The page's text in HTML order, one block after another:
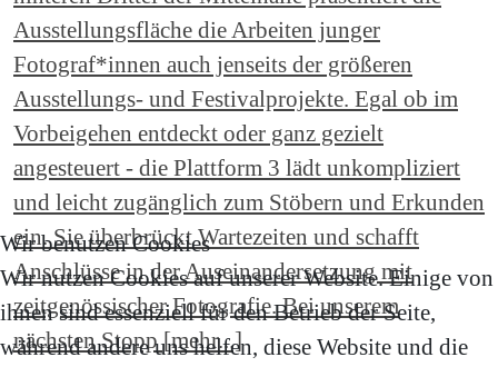
Ausstellungsfläche die Arbeiten junger
Fotograf*innen auch jenseits der größeren
Ausstellungs- und Festivalprojekte. Egal ob im
Vorbeigehen entdeckt oder ganz gezielt
angesteuert - die Plattform 3 lädt unkompliziert
und leicht zugänglich zum Stöbern und Erkunden
ein. Sie überbrückt Wartezeiten und schafft
Anschlüsse in der Auseinandersetzung mit
zeitgenössischer Fotografie. Bei unserem
nächsten Stopp [mehr...]
Wir benutzen Cookies
Wir nutzen Cookies auf unserer Website. Einige von
ihnen sind essenziell für den Betrieb der Seite,
während andere uns helfen, diese Website und die